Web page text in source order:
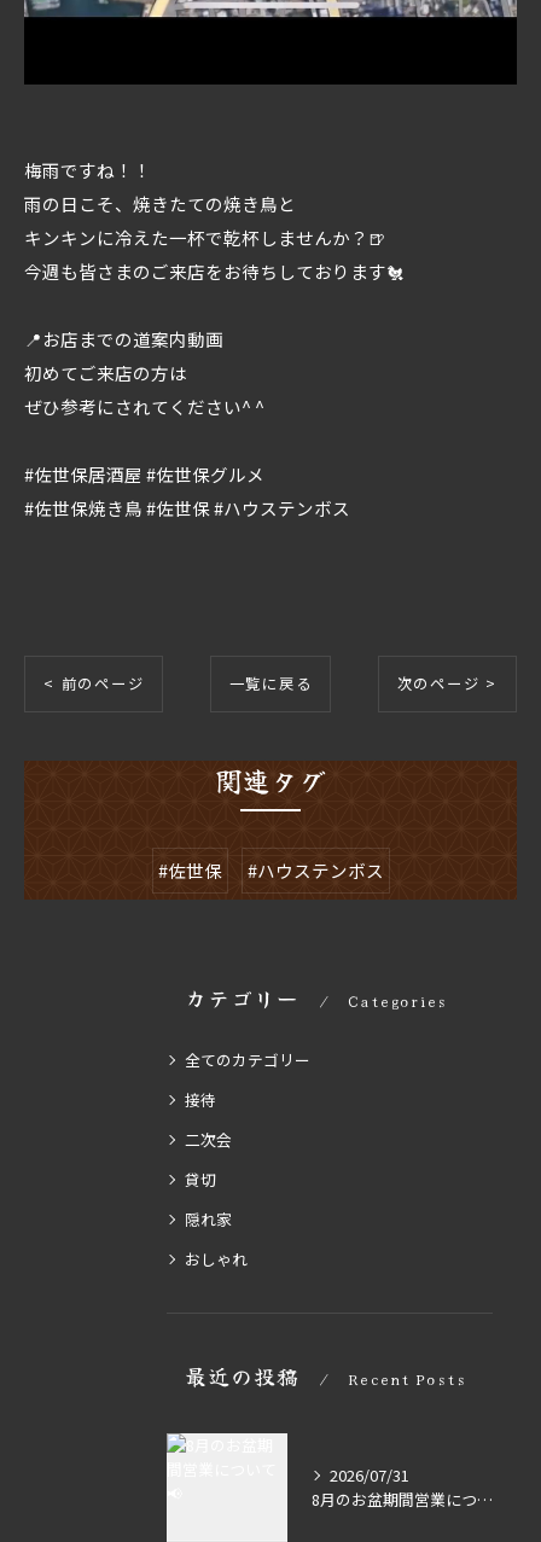
梅雨ですね！！
雨の日こそ、焼きたての焼き鳥と
キンキンに冷えた一杯で乾杯しませんか？🍺
今週も皆さまのご来店をお待ちしております🐔
📍お店までの道案内動画
初めてご来店の方は
ぜひ参考にされてください^ ^
#佐世保居酒屋 #佐世保グルメ
#佐世保焼き鳥 #佐世保 #ハウステンボス
< 前のページ 一覧に戻る 次のページ >
関連タグ
#佐世保 #ハウステンボス
カテゴリー Categories
全てのカテゴリー
接待
二次会
貸切
隠れ家
おしゃれ
最近の投稿 Recent Posts
2026/07/31
8月のお盆期間営業について📢